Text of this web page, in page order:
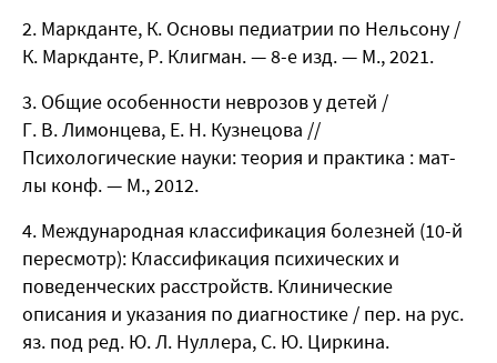
Маркданте, К. Основы педиатрии по Нельсону /
К. Маркданте, Р. Клигман. — 8-е изд. — М., 2021.
Общие особенности неврозов у детей /
Г. В. Лимонцева, Е. Н. Кузнецова //
Психологические науки: теория и практика : мат-
лы конф. — М., 2012.
Международная классификация болезней (10-й
пересмотр): Классификация психических и
поведенческих расстройств. Клинические
описания и указания по диагностике / пер. на рус.
яз. под ред. Ю. Л. Нуллера, С. Ю. Циркина.